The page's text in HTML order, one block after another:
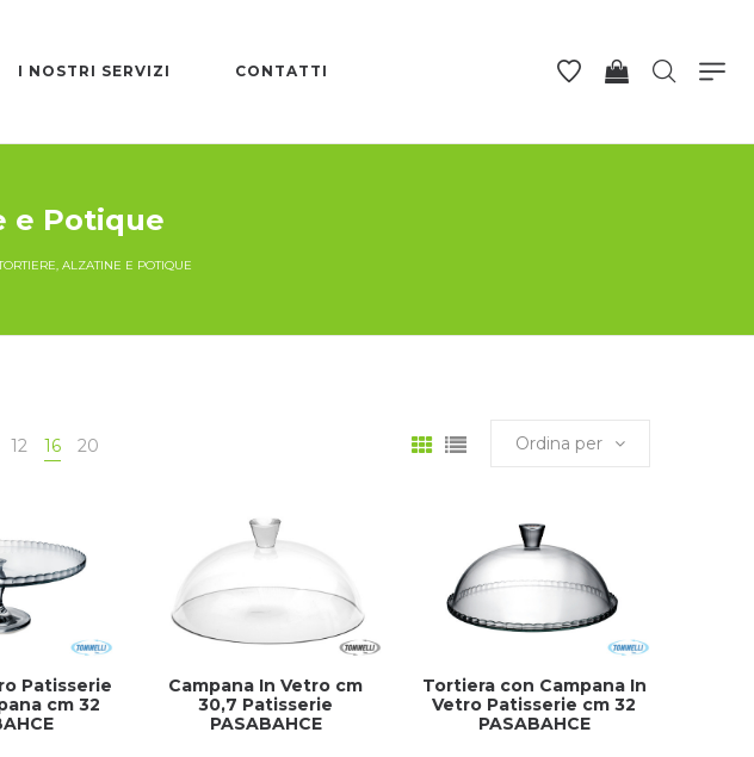
I NOSTRI SERVIZI CONTATTI
e Potique
ALZATINE E POTIQUE
12 16 20 Ordina per
Patisserie
cm 32
Campana In Vetro cm
30,7 Patisserie
PASABAHCE
Tortiera con Campana In
Vetro Patisserie cm 32
PASABAHCE